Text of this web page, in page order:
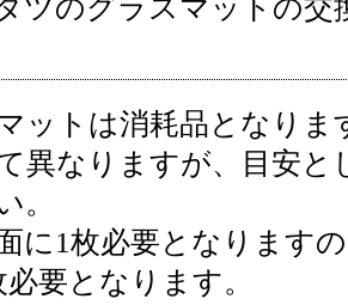
ツのグラスマットの
ットは消耗品となりま
異なりますが、目安と
。
に1枚必要となります
要となります。